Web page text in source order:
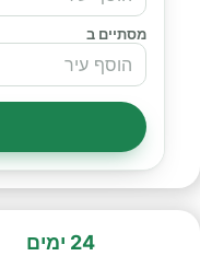
מסתיים ב
24 ימים